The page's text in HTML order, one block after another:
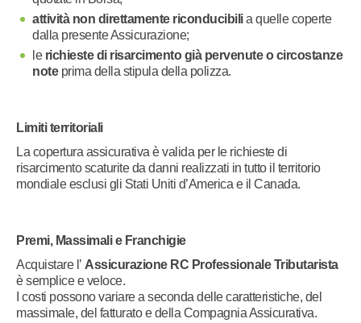
attività non direttamente riconducibilia quelle coperte
dalla presente Assicurazione;
le richieste di risarcimento già pervenute o circostanze
noteprima della stipula della polizza.
Limiti territoriali
La copertura assicurativa è valida per le richieste di
risarcimento scaturite da danni realizzati in tutto il territorio
mondiale esclusi gli Stati Uniti d’America e il Canada.
Premi, Massimali e Franchigie​
Acquistare l’ Assicurazione RC Professionale Tributarista
è semplice e veloce.
I costi possono variare a seconda delle caratteristiche, del
massimale, del fatturato e della Compagnia Assicurativa.